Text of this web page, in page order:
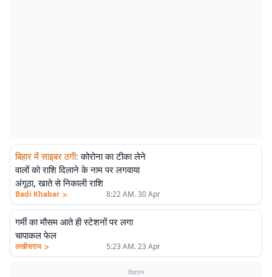
बिहार में साइबर ठगी: कोरोना का टीका लेने
वालों को राशि दिलाने के नाम पर लगवाया
अंगूठा, खाते से निकाली राशि
Badi Khabar > 8:22 AM. 30 Apr
गर्मी का मौसम आते ही स्टेशनों पर लगा
चापाकल फेल
लखीसराय > 5:23 AM. 23 Apr
विज्ञापन